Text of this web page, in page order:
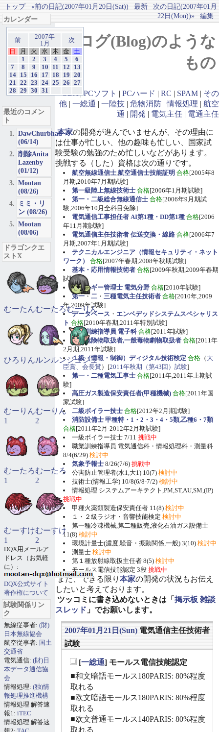
トップ «前の日記(2007年01月20日(Sat)) 最新
次の日記(2007年01月
22日(Mon))»
編集
ブログ(Blog)のような
もの
GBA|PCソフト | PCハード | RC | SPAM | その
他 | 一総通 | 一陸技 | 危物消防 |情報処理 | 航空
通 | 開発 | 電気主任 | 電通主任
本家の開発が進んでいませんが、その理由に
は仕事が忙しい、他の趣味も忙しい、国家試
験受験の勉強のため忙しいなどがあります。
挑戦する（した）資格は次の通りです。
航空無線通信士,航空通信士技能証明 合格[2005年8
月期,2010年7月期試験]
第一級陸上無線技術士 合格[2006年1月期試験]
第一・二級総合無線通信士 合格[2006年9月期試
験,2006年10月全科目免除]
電気通信工事担任者 AI第1種・DD第1種 合格[2006
年11月期試験]
電気通信主任技術者 伝送交換・線路 合格[2006年7
月期,2007年1月期試験]
テクニカルエンジニア（情報セキュリティ・ネット
ワーク）
合格[2007年春期,2008年秋期試験]
基本・応用情報技術者 合格[2009年秋期,2009年春期
試験]
エネルギー管理士 電気分野 合格[2010年試験]
第一・二 ・ 三種電気主任技術者 合格[2010年,2009
年,2009年試験]
データベース ・ エンベデッドシステムスペシャリス
ト 合格[2010年春期,2011年特別試験]
職業訓練指導員 電子科 合格[2011年試験]
甲種危険物取扱者,一般毒物劇物取扱者 合格[2011年
2月期,2011年試験]
１級（情報・制御）ディジタル技術検定 合格 （ 大
臣賞、会長賞）[2011年秋期（第43回）試験]
第一・二種電気工事士 合格[2011年,2011年上期試
験]
高圧ガス製造保安責任者(甲種機械) 合格[2011年国
家試験]
二級ボイラー技士 合格[2012年2月期試験]
消防設備士 甲種特・1・2・3・4・5類,乙種6・7類
合格[2011年2月-2012年2月期試験]
一級ボイラー技士 7/11 挑戦中
職業訓練指導員 電気通信科・情報処理科・測量科
8/4(6/29) 検討中
気象予報士 8/26(7/6) 挑戦中
公害防止管理者(水1,大1) 10(7) 検討中
技術士(情報工学) 10/8(6/8-7/2) 検討中
情報処理 システムアーキテクト,PM,ST,AU,SM,(IP)
挑戦中
甲種火薬類製造保安責任者 11(8) 検討中
１・２級ラジオ・音響技能検定 検討中
第一種冷凍機械,第二種販売,液化石油ガス設備士
11(8) 検討中
環境計量士(濃度,騒音・振動関係,一般) 3(10) 検討中
測量士 検討中
第１種放射線取扱主任者 8(5) 検討中
モールス電信技能認定 3段 挑戦中
また、できる限り 本家の開発の状況もお伝え
したいと考えております。
ツッコミに書き込めないときは「 掲示板 雑談
スレッド 」でお願いします。
2007年01月21日(Sun) 電気通信主任技術者
試験
[一総通] モールス電信技能認定
■和文暗語モールス180PARIS: 80%程度
取れる
■欧文暗語モールス180PARIS: 80%程度
取れる
■欧文普通モールス140PARIS: 80%程度
取れる
カレンダー
前
2007年
1月
次
日
月 火 水 木 金
土
1
2 3 4 5
6
7
8 9 10 11 12
13
14
15 16 17 18 19
20
21
22 23 24 25 26
27
28
29 30 31
最近のコメン
ト
DawChurbhab
(06/14)
削除Anita
Lazenby
(01/12)
Mootan
(08/26)
ミミ・リ
ン (08/26)
Mootan
(08/06)
ドラゴンクエ
ストX
むーたんむーたろむーりん
ひろりんルンルンジュジュ
むーりん
1
むーりん
2
むーたろ
1
むーたろ
2
むーすけ
1
むーすけ
2
DQX用メールア
ドレス（お気軽
に）:
DQX公式サイト
著作権について
試験関係リン
ク
無線従事者: (財)
日本無線協会
航空従事者: 国土
交通省
電気通信: (財)日
本データ通信協
会
情報処理: (独)情
報処理推進機構
情報処理 解答速
報1: iTEC
情報処理 解答速